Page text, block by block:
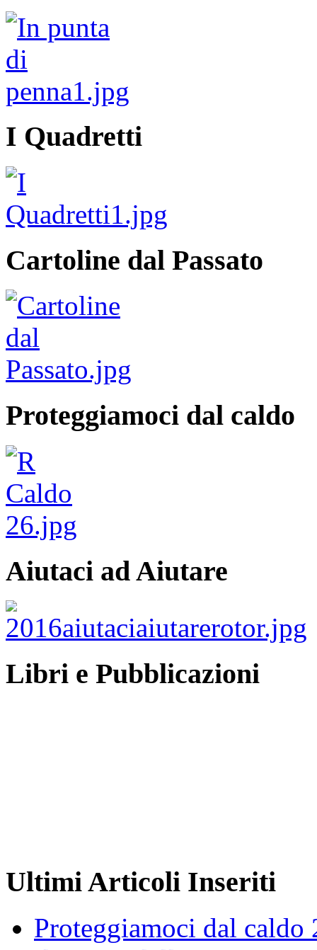
I Quadretti
Cartoline dal Passato
Proteggiamoci dal caldo
Aiutaci ad Aiutare
Libri e Pubblicazioni
Ultimi Articoli Inseriti
Proteggiamoci dal caldo